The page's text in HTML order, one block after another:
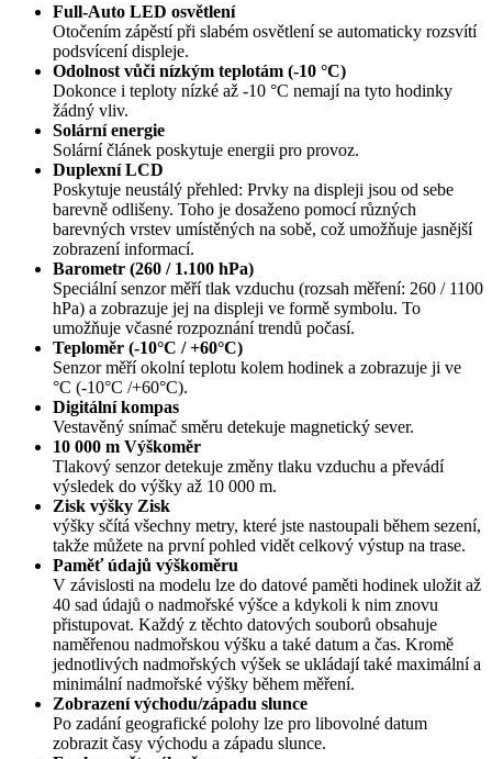
Full-Auto LED osvětlení
Otočením zápěstí při slabém osvětlení se automaticky rozsvítí
podsvícení displeje.
Odolnost vůči nízkým teplotám (-10 °C)
Dokonce i teploty nízké až -10 °C nemají na tyto hodinky
žádný vliv.
Solární energie
Solární článek poskytuje energii pro provoz.
Duplexní LCD
Poskytuje neustálý přehled: Prvky na displeji jsou od sebe
barevně odlišeny. Toho je dosaženo pomocí různých
barevných vrstev umístěných na sobě, což umožňuje jasnější
zobrazení informací.
Barometr (260 / 1.100 hPa)
Speciální senzor měří tlak vzduchu (rozsah měření: 260 / 1100
hPa) a zobrazuje jej na displeji ve formě symbolu. To
umožňuje včasné rozpoznání trendů počasí.
Teploměr (-10°C / +60°C)
Senzor měří okolní teplotu kolem hodinek a zobrazuje ji ve
°C (-10°C /+60°C).
Digitální kompas
Vestavěný snímač směru detekuje magnetický sever.
10 000 m Výškoměr
Tlakový senzor detekuje změny tlaku vzduchu a převádí
výsledek do výšky až 10 000 m.
Zisk výšky Zisk
výšky sčítá všechny metry, které jste nastoupali během sezení,
takže můžete na první pohled vidět celkový výstup na trase.
Paměť údajů výškoměru
V závislosti na modelu lze do datové paměti hodinek uložit až
40 sad údajů o nadmořské výšce a kdykoli k nim znovu
přistupovat. Každý z těchto datových souborů obsahuje
naměřenou nadmořskou výšku a také datum a čas. Kromě
jednotlivých nadmořských výšek se ukládají také maximální a
minimální nadmořské výšky během měření.
Zobrazení východu/západu slunce
Po zadání geografické polohy lze pro libovolné datum
zobrazit časy východu a západu slunce.